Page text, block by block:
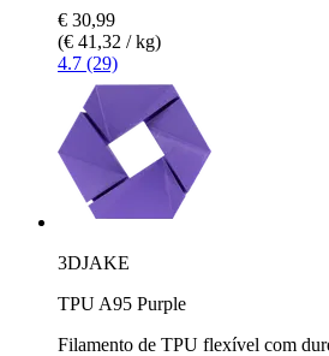
€ 30,99
(€ 41,32 / kg)
4.7 (29)
3DJAKE
TPU A95 Purple
Filamento de TPU flexível com